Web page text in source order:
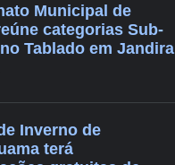
Municipal de
categorias Sub-
Tablado em Jandira
Inverno de
terá